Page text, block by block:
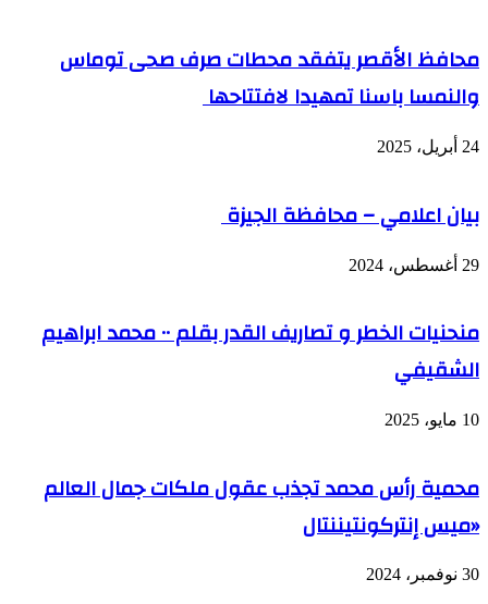
محافظ الأقصر يتفقد محطات صرف صحى توماس
والنمسا باسنا تمهيدا لافتتاحها
24 أبريل، 2025
بيان اعلامي – محافظة الجيزة
29 أغسطس، 2024
منحنيات الخطر و تصاريف القدر بقلم ٠٠ محمد ابراهيم
الشقيفي
10 مايو، 2025
محمية رأس محمد تجذب عقول ملكات جمال العالم
«ميس إنتركونتيننتال
30 نوفمبر، 2024